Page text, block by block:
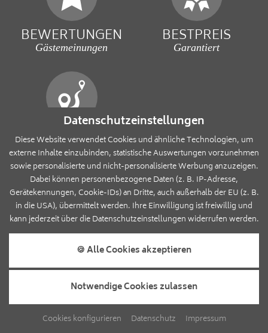
Datenschutzeinstellungen
Diese Website verwendet Cookies und ähnliche Technologien, um
externe Inhalte einzubinden, statistische Auswertungen vorzunehmen
sowie personalisierte und nicht-personalisierte Werbung anzuzeigen.
Dabei können personenbezogene Daten (z. B. IP-Adresse,
Gerätekennungen, Cookie-IDs) an Dritte, auch außerhalb der EU (z. B.
in die USA), übermittelt werden. Ihre Einwilligung ist freiwillig und
kann jederzeit über die Datenschutzeinstellungen widerrufen werden.
🍪 Alle Cookies akzeptieren
Notwendige Cookies zulassen
Cookies konfigurieren Datenschutz Impressum
BEWERTUNGEN
Gästemeinungen BESTPREIS
Garantiert
ANREISE
Schnell & einfach
IMPRESSUM
DATENSCHUTZ